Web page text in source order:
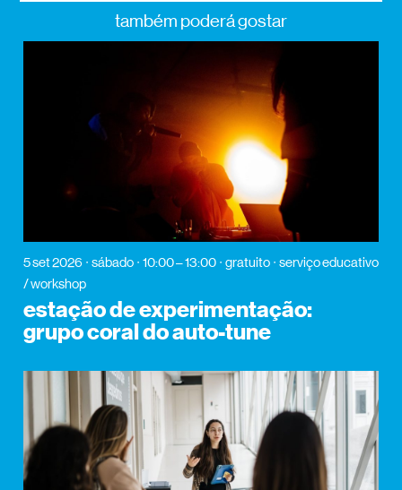
também poderá gostar
5 set 2026 sábado 10:00 – 13:00 gratuito
serviço educativo
/ workshop
estação de experimentação:
grupo coral do auto-tune